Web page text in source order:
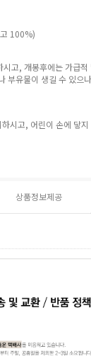
100%)
고, 개봉후에는 가급
부유물이 생길 수 있으
시고, 어린이 손에 닿
상품정보제공